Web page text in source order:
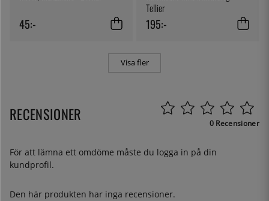
45:-
Tellier
195:-
Visa fler
RECENSIONER 0 Recensioner
För att lämna ett omdöme måste du logga in på din
kundprofil.
Den här produkten har inga recensioner.